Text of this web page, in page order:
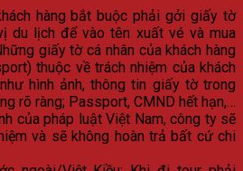
hàng bắt buộc phải gởi giấy tờ
du lịch để vào tên xuất vé và mua
giấy tờ cá nhân của khách hàng
thuộc về trách nhiệm của khách
hình ảnh, thông tin giấy tờ trong
rõ ràng; Passport, CMND hết hạn,…
của pháp luật Việt Nam, công ty sẽ
và sẽ không hoàn trả bất cứ chi